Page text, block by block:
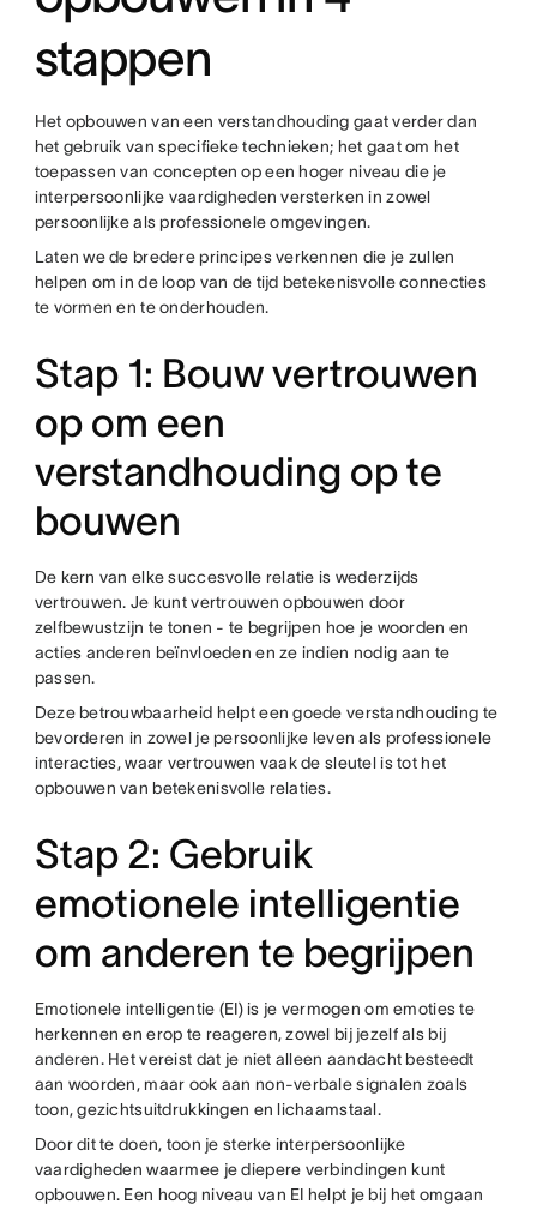
stappen
Het opbouwen van een verstandhouding gaat verder dan
het gebruik van specifieke technieken; het gaat om het
toepassen van concepten op een hoger niveau die je
interpersoonlijke vaardigheden versterken in zowel
persoonlijke als professionele omgevingen.
Laten we de bredere principes verkennen die je zullen
helpen om in de loop van de tijd betekenisvolle connecties
te vormen en te onderhouden.
Stap 1: Bouw vertrouwen
op om een
verstandhouding op te
bouwen
De kern van elke succesvolle relatie is wederzijds
vertrouwen. Je kunt vertrouwen opbouwen door
zelfbewustzijn te tonen - te begrijpen hoe je woorden en
acties anderen beïnvloeden en ze indien nodig aan te
passen.
Deze betrouwbaarheid helpt een goede verstandhouding te
bevorderen in zowel je persoonlijke leven als professionele
interacties, waar vertrouwen vaak de sleutel is tot het
opbouwen van betekenisvolle relaties.
Stap 2: Gebruik
emotionele intelligentie
om anderen te begrijpen
Emotionele intelligentie (EI) is je vermogen om emoties te
herkennen en erop te reageren, zowel bij jezelf als bij
anderen. Het vereist dat je niet alleen aandacht besteedt
aan woorden, maar ook aan non-verbale signalen zoals
toon, gezichtsuitdrukkingen en lichaamstaal.
Door dit te doen, toon je sterke interpersoonlijke
vaardigheden waarmee je diepere verbindingen kunt
opbouwen. Een hoog niveau van EI helpt je bij het omgaan